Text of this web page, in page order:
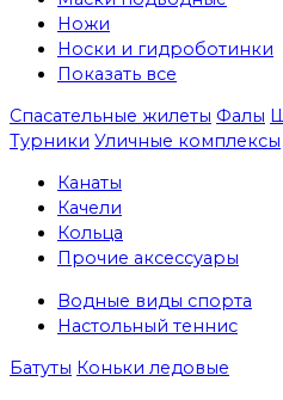
Ножи
Носки и гидроботинки
Показать все
Спасательные жилеты Фалы
Турники Уличные комплексы
Канаты
Качели
Кольца
Прочие аксессуары
Водные виды спорта
Настольный теннис
Батуты Коньки ледовые